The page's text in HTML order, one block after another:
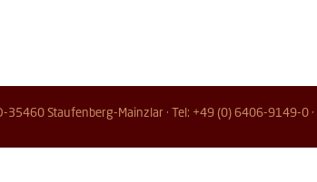
35460 Staufenberg-Mainzlar · Tel: +49 (0) 6406-9149-0 ·